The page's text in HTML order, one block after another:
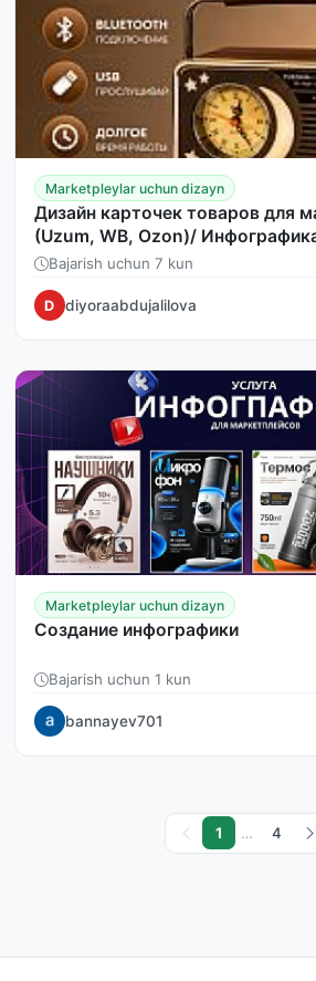
Marketpleylar uchun dizayn
Дизайн карточек товаров для
(Uzum, WB, Ozon)/
Bajarish uchun 7 kun
D diyoraabdujalilova
Marketpleylar uchun dizayn
Создание инфографики
Bajarish uchun 1 kun
bannayev701
1 … 4